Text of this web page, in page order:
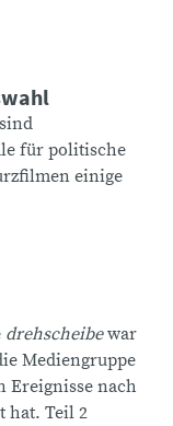
für politische
einige
drehscheibewar
Mediengruppe
nach
hat. Teil 2